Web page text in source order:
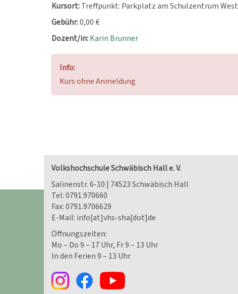
Kursort:Treffpunkt: Parkplatz am Schulzentrum West
Gebühr:0,00 €
Dozent/in:Karin Brunner
Info:
Kurs ohne Anmeldung
Volkshochschule Schwäbisch Hall e. V.
Salinenstr. 6-10 | 74523 Schwäbisch Hall
Tel:0791.970660
Fax: 0791.9706629
E-Mail: info[at]vhs-sha[dot]de
Öffnungszeiten:
Mo – Do 9 – 17 Uhr, Fr 9 – 13 Uhr
In den Ferien 9 – 13 Uhr